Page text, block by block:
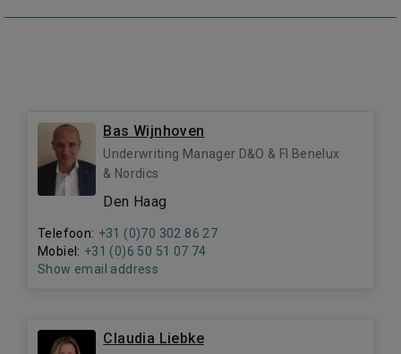
Bas Wijnhoven
Underwriting Manager D&O & FI Benelux
& Nordics
Den Haag
Telefoon: +31 (0)70 302 86 27
Mobiel: +31 (0)6 50 51 07 74
Show email address
Claudia Liebke